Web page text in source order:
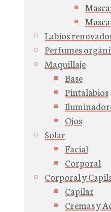
Labios
Perfumes
Maquillaje
Base
Pintalabios
Ojos
Solar
Facial
Corporal
Corporal y
Capilar
Cremas y